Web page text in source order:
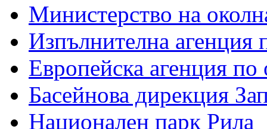
Министерство на
Изпълнителна агенция
Европейска агенция по
Басейнова дирекция
Национален парк Рила